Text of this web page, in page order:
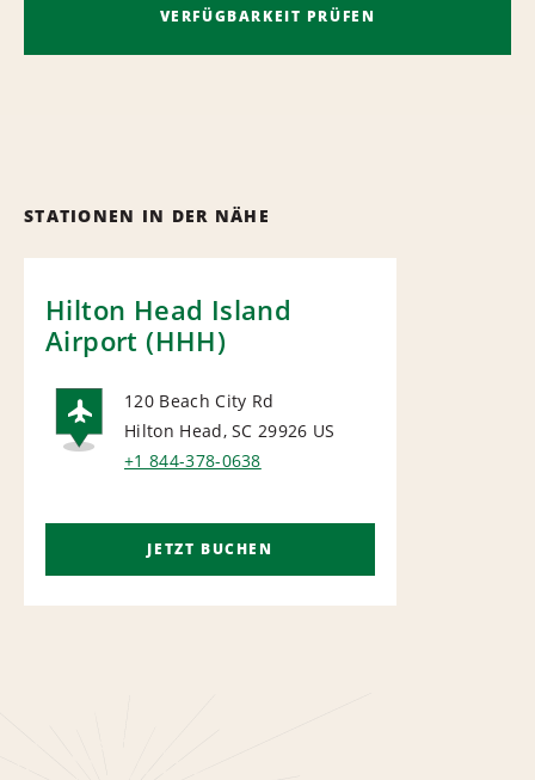
VERFÜGBARKEIT PRÜFEN
STATIONEN IN DER NÄHE
Hilton Head Island
Airport (HHH)
AIRPORT
120 Beach City Rd
Hilton Head, SC 29926 US
+1 844-378-0638
JETZT BUCHEN